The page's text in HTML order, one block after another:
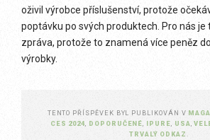
oživil výrobce příslušenství, protože
poptávku po svých produktech. Pro nás je
zpráva, protože to znamená více peněz
výrobky.
TENTO PŘÍSPĚVEK BYL PUBLIKOVÁN V
CES 2024
DOPORUČENÉ IPURE USA ,
TRVALÝ ODKAZ